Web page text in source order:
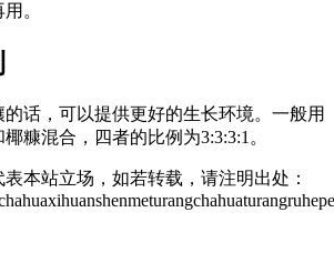
。
话，可以提供更好的生长环境。一般用
糠混合，四者的比例为3:3:3:1。
本站立场，如若转载，请注明出处：